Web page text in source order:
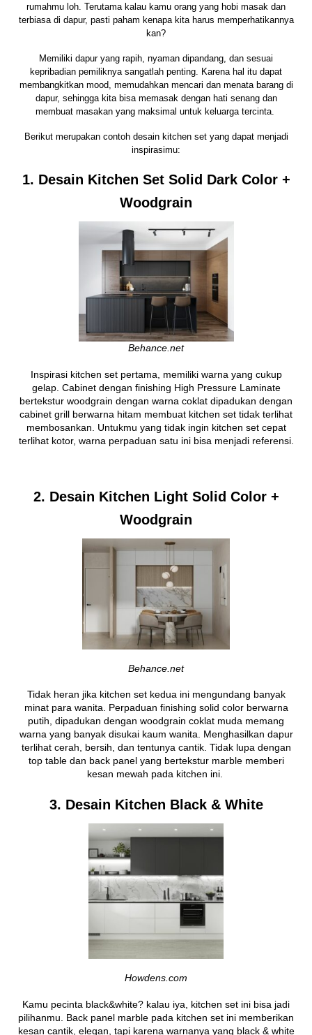
rumahmu loh. Terutama kalau kamu orang yang hobi masak dan
terbiasa di dapur, pasti paham kenapa kita harus memperhatikannya
kan?
Memiliki dapur yang rapih, nyaman dipandang, dan sesuai
kepribadian pemiliknya sangatlah penting. Karena hal itu dapat
membangkitkan mood, memudahkan mencari dan menata barang di
dapur, sehingga kita bisa memasak dengan hati senang dan
membuat masakan yang maksimal untuk keluarga tercinta.
Berikut merupakan contoh desain kitchen setyang dapat menjadi
inspirasimu:
1. Desain Kitchen Set Solid Dark Color +
Woodgrain
Behance.net
Inspirasi kitchen set pertama, memiliki warna yang cukup
gelap. Cabinet dengan finishing High Pressure Laminate
bertekstur woodgrain dengan warna coklat dipadukan dengan
cabinet grill berwarna hitam membuat kitchen set tidak terlihat
membosankan. Untukmu yang tidak ingin kitchen set cepat
terlihat kotor, warna perpaduan satu ini bisa menjadi referensi.
2. Desain Kitchen Light Solid Color +
Woodgrain
Behance.net
Tidak heran jika kitchen set kedua ini mengundang banyak
minat para wanita. Perpaduan finishing solid color berwarna
putih, dipadukan dengan woodgrain coklat muda memang
warna yang banyak disukai kaum wanita. Menghasilkan dapur
terlihat cerah, bersih, dan tentunya cantik. Tidak lupa dengan
top table dan back panel yang bertekstur marble memberi
kesan mewah pada kitchen ini.
3. Desain Kitchen Black & White
Howdens.com
Kamu pecinta black&white? kalau iya, kitchen set ini bisa jadi
pilihanmu. Back panel marble pada kitchen set ini memberikan
kesan cantik, elegan, tapi karena warnanya yang black & white